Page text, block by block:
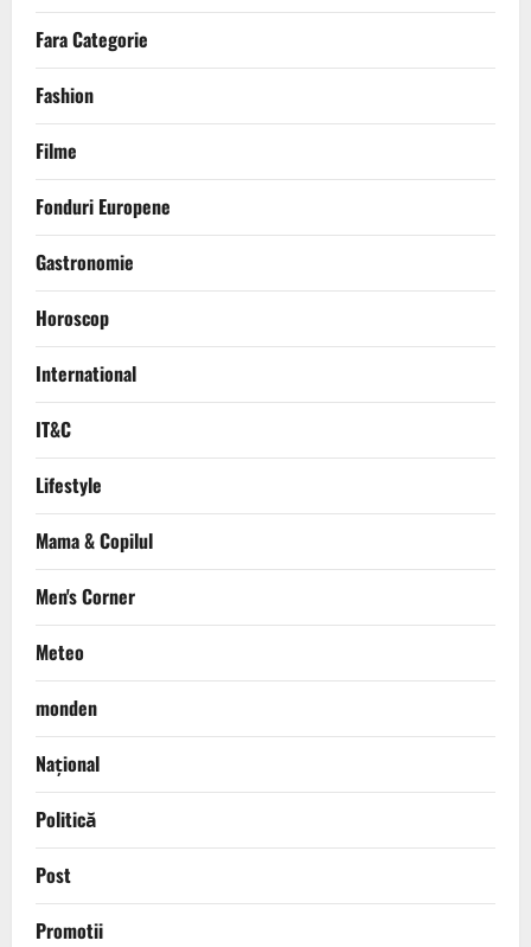
Fara Categorie
Fashion
Filme
Fonduri Europene
Gastronomie
Horoscop
International
IT&C
Lifestyle
Mama & Copilul
Men's Corner
Meteo
monden
Național
Politică
Post
Promotii